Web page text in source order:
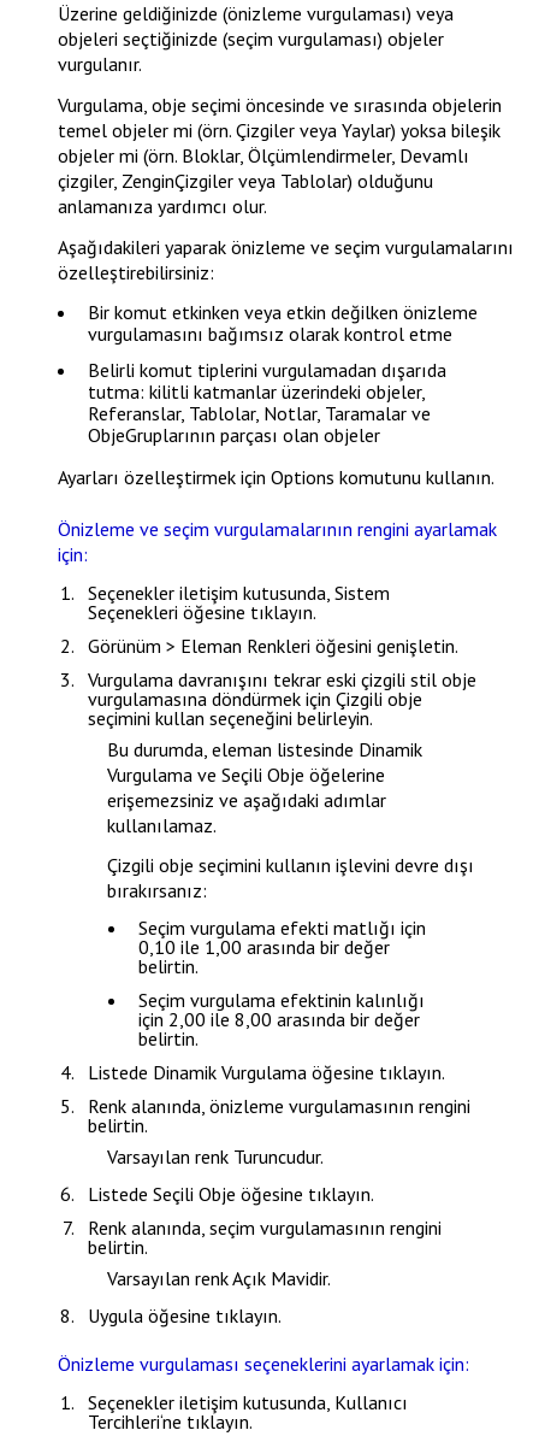
Üzerine geldiğinizde (önizleme vurgulaması) veya
objeleri seçtiğinizde (seçim vurgulaması) objeler
vurgulanır.
Vurgulama, obje seçimi öncesinde ve sırasında objelerin
temel objeler mi (örn. Çizgiler veya Yaylar) yoksa bileşik
objeler mi (örn. Bloklar, Ölçümlendirmeler, Devamlı
çizgiler, ZenginÇizgiler veya Tablolar) olduğunu
anlamanıza yardımcı olur.
Aşağıdakileri yaparak önizleme ve seçim vurgulamalarını
özelleştirebilirsiniz:
Bir komut etkinken veya etkin değilken önizleme
vurgulamasını bağımsız olarak kontrol etme
Belirli komut tiplerini vurgulamadan dışarıda
tutma: kilitli katmanlar üzerindeki objeler,
Referanslar, Tablolar, Notlar, Taramalar ve
ObjeGruplarının parçası olan objeler
Ayarları özelleştirmek içinOptions komutunu kullanın.
Önizleme ve seçim vurgulamalarının rengini ayarlamak
için:
Seçenekler iletişim kutusunda,Sistem
Seçenekleri öğesine tıklayın.
Görünüm > Eleman Renkleri öğesini genişletin.
Vurgulama davranışını tekrar eski çizgili stil obje
vurgulamasına döndürmek içinÇizgili obje
seçimini kullan seçeneğini belirleyin.
Bu durumda, eleman listesinde Dinamik
Vurgulama veSeçili Obje öğelerine
erişemezsiniz ve aşağıdaki adımlar
kullanılamaz.
Çizgili obje seçimini kullanın işlevini devre dışı
bırakırsanız:
Seçim vurgulama efekti matlığı için
0,10 ile 1,00 arasında bir değer
belirtin.
Seçim vurgulama efektinin kalınlığı
için 2,00 ile 8,00 arasında bir değer
belirtin.
Listede Dinamik Vurgulama öğesine tıklayın.
Renk alanında, önizleme vurgulamasının rengini
belirtin.
Varsayılan renk Turuncudur.
ListedeSeçili Obje öğesine tıklayın.
Renk alanında, seçim vurgulamasının rengini
belirtin.
Varsayılan renk Açık Mavidir.
Uygula öğesine tıklayın.
Önizleme vurgulaması seçeneklerini ayarlamak için:
Seçenekler iletişim kutusunda, Kullanıcı
Tercihleri‘ne tıklayın.